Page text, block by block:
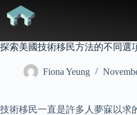
content
探索美國技術移民方法的不同選
Fiona Yeung
技術移民一直是許多人夢寐以求